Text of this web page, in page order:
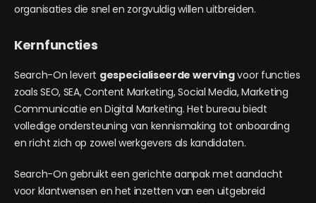
organisaties die snel en zorgvuldig willen uitbreiden.
Kernfuncties
Search-On levert gespecialiseerde wervingvoor functies
zoals SEO, SEA, Content Marketing, Social Media, Marketing
Communicatie en Digital Marketing. Het bureau biedt
volledige ondersteuning van kennismaking tot onboarding
en richt zich op zowel werkgevers als kandidaten.
Search-On gebruikt een gerichte aanpak met aandacht
voor klantwensen en het inzetten van een uitgebreid